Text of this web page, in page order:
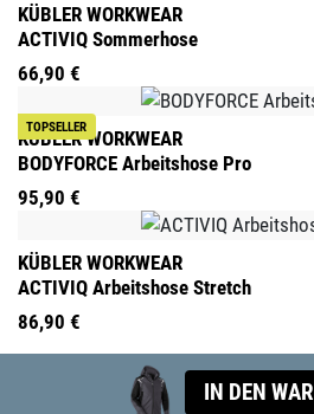
KÜBLER WORKWEAR
ACTIVIQ Sommerhose
66,90 €
TOPSELLER
KÜBLER WORKWEAR
BODYFORCE Arbeitshose Pro
95,90 €
KÜBLER WORKWEAR
ACTIVIQ Arbeitshose Stretch
86,90 €
IN DEN